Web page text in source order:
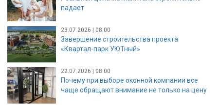
падает
23.07.2026 | 08:00
Завершение строительства проекта
«Квартал-парк УЮТный»
22.07.2026 | 08:00
Почему при выборе оконной компании все
чаще обращают внимание не только на цену